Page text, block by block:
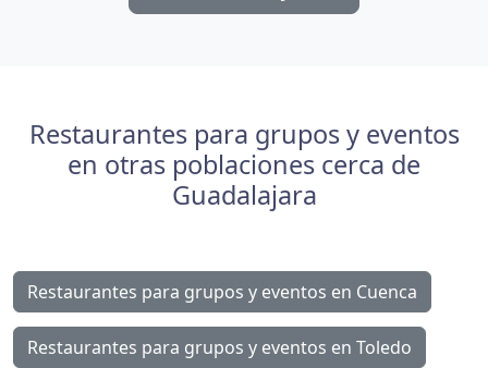
Restaurantes para grupos y eventos
en otras poblaciones cerca de
Guadalajara
Restaurantes para grupos y eventos en Cuenca
Restaurantes para grupos y eventos en Toledo